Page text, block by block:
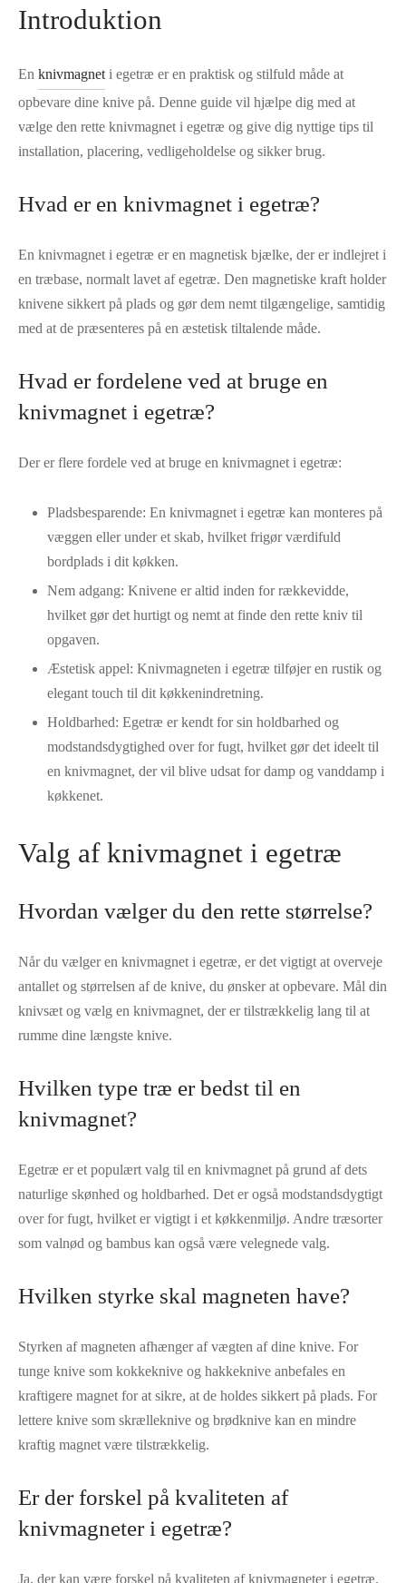
Introduktion
En knivmagneti egetræ er en praktisk og stilfuld måde at
opbevare dine knive på. Denne guide vil hjælpe dig med at
vælge den rette knivmagnet i egetræ og give dig nyttige tips til
installation, placering, vedligeholdelse og sikker brug.
Hvad er en knivmagnet i egetræ?
En knivmagnet i egetræ er en magnetisk bjælke, der er indlejret i
en træbase, normalt lavet af egetræ. Den magnetiske kraft holder
knivene sikkert på plads og gør dem nemt tilgængelige, samtidig
med at de præsenteres på en æstetisk tiltalende måde.
Hvad er fordelene ved at bruge en
knivmagnet i egetræ?
Der er flere fordele ved at bruge en knivmagnet i egetræ:
Pladsbesparende: En knivmagnet i egetræ kan monteres på
væggen eller under et skab, hvilket frigør værdifuld
bordplads i dit køkken.
Nem adgang: Knivene er altid inden for rækkevidde,
hvilket gør det hurtigt og nemt at finde den rette kniv til
opgaven.
Æstetisk appel: Knivmagneten i egetræ tilføjer en rustik og
elegant touch til dit køkkenindretning.
Holdbarhed: Egetræ er kendt for sin holdbarhed og
modstandsdygtighed over for fugt, hvilket gør det ideelt til
en knivmagnet, der vil blive udsat for damp og vanddamp i
køkkenet.
Valg af knivmagnet i egetræ
Hvordan vælger du den rette størrelse?
Når du vælger en knivmagnet i egetræ, er det vigtigt at overveje
antallet og størrelsen af ​​de knive, du ønsker at opbevare. Mål din
knivsæt og vælg en knivmagnet, der er tilstrækkelig lang til at
rumme dine længste knive.
Hvilken type træ er bedst til en
knivmagnet?
Egetræ er et populært valg til en knivmagnet på grund af dets
naturlige skønhed og holdbarhed. Det er også modstandsdygtigt
over for fugt, hvilket er vigtigt i et køkkenmiljø. Andre træsorter
som valnød og bambus kan også være velegnede valg.
Hvilken styrke skal magneten have?
Styrken af ​​magneten afhænger af vægten af ​​dine knive. For
tunge knive som kokkeknive og hakkeknive anbefales en
kraftigere magnet for at sikre, at de holdes sikkert på plads. For
lettere knive som skrælleknive og brødknive kan en mindre
kraftig magnet være tilstrækkelig.
Er der forskel på kvaliteten af
knivmagneter i egetræ?
Ja, der kan være forskel på kvaliteten af knivmagneter i egetræ.